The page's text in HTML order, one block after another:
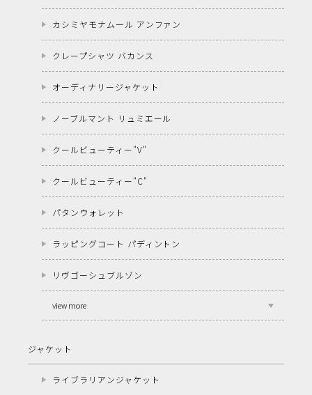
カシミヤモナムール アンファン
クレープシャツ バカンス
オーディナリージャケット
ノーブルマント リュミエール
クールビューティー"V"
クールビューティー"C"
パタンウォレット
ラッピングコート パディントン
リヴゴーシュブルゾン
view more
ジャケット
ライブラリアンジャケット